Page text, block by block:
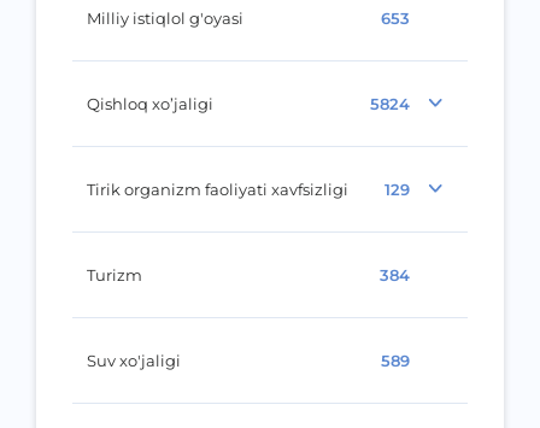
Milliy istiqlol g'oyasi 653
Qishloq xo’jaligi 5824
Tirik organizm faoliyati xavfsizligi 129
Turizm 384
Suv xo'jaligi 589